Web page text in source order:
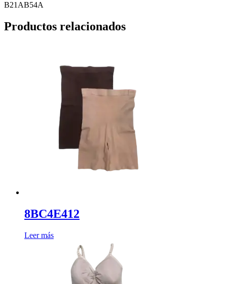
B21AB54A
Productos relacionados
8BC4E412
Leer más